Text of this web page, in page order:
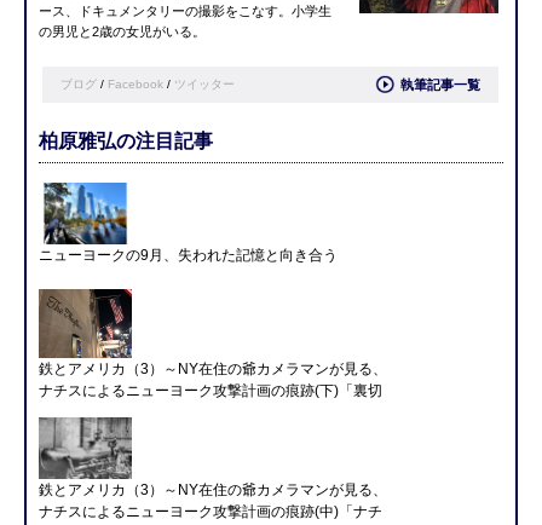
ース、ドキュメンタリーの撮影をこなす。小学生
の男児と2歳の女児がいる。
ブログ / Facebook / ツイッター 執筆記事一覧
柏原雅弘の注目記事
ニューヨークの9月、失われた記憶と向き合う
鉄とアメリカ（3）～NY在住の爺カメラマンが見る、
ナチスによるニューヨーク攻撃計画の痕跡(下)「裏切
鉄とアメリカ（3）～NY在住の爺カメラマンが見る、
ナチスによるニューヨーク攻撃計画の痕跡(中)「ナチ